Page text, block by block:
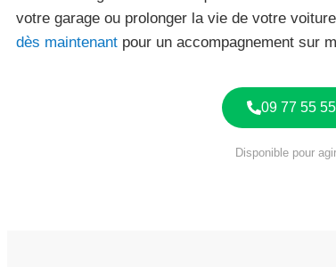
votre garage ou prolonger la vie de votre
dès maintenant pour un accompagnement sur
09 77 55
Disponible pour